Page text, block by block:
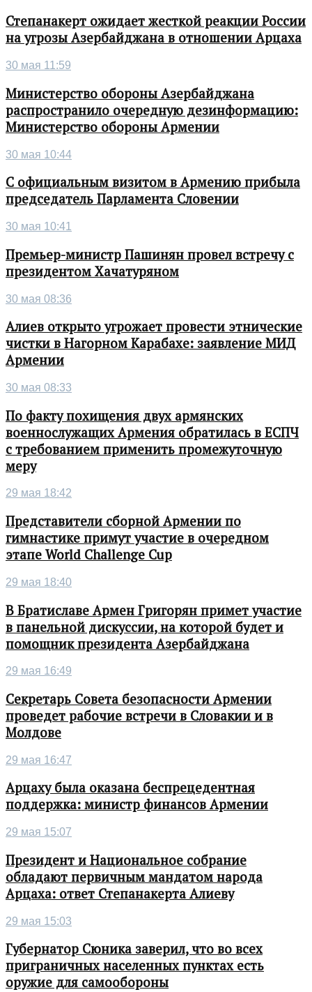
Степанакерт ожидает жесткой реакции России
на угрозы Азербайджана в отношении Арцаха
30 мая 11:59
Министерство обороны Азербайджана
распространило очередную дезинформацию:
Министерство обороны Армении
30 мая 10:44
С официальным визитом в Армению прибыла
председатель Парламента Словении
30 мая 10:41
Премьер-министр Пашинян провел встречу с
президентом Хачатуряном
30 мая 08:36
Алиев открыто угрожает провести этнические
чистки в Нагорном Карабахе: заявление МИД
Армении
30 мая 08:33
По факту похищения двух армянских
военнослужащих Армения обратилась в ЕСПЧ
с требованием применить промежуточную
меру
29 мая 18:42
Представители сборной Армении по
гимнастике примут участие в очередном
этапе World Challenge Cup
29 мая 18:40
В Братиславе Армен Григорян примет участие
в панельной дискуссии, на которой будет и
помощник президента Азербайджана
29 мая 16:49
Секретарь Совета безопасности Армении
проведет рабочие встречи в Словакии и в
Молдове
29 мая 16:47
Арцаху была оказана беспрецедентная
поддержка: министр финансов Армении
29 мая 15:07
Президент и Национальное собрание
обладают первичным мандатом народа
Арцаха: ответ Степанакерта Алиеву
29 мая 15:03
Губернатор Сюника заверил, что во всех
приграничных населенных пунктах есть
оружие для самообороны